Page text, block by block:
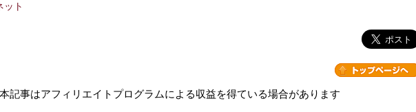
ット
本記事はアフィリエイトプログラムによる収益を得ている場合があります